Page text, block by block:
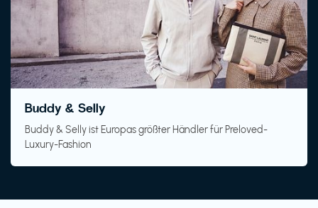
Buddy & Selly
Buddy & Selly ist Europas größter Händler für Preloved-
Luxury-Fashion